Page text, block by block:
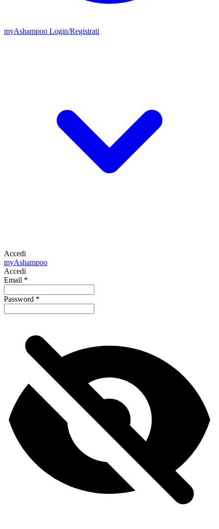
myAshampoo Login/Registrati
Accedi
myAshampoo
Accedi
Email *
Password *